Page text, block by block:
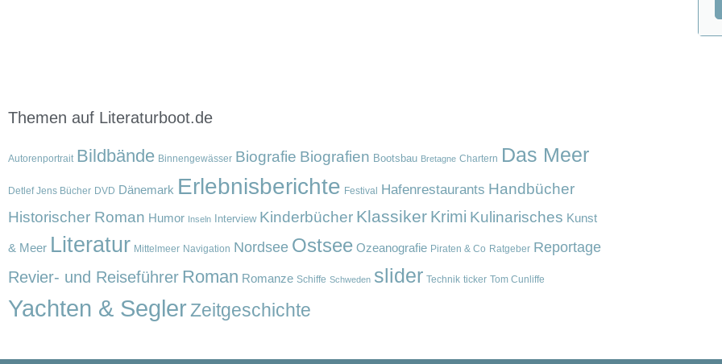
Themen auf Literaturboot.de
Autorenportrait Bildbände Binnengewässer Biografie Biografien Bootsbau Bretagne Chartern Das Meer
Detlef Jens Bücher DVD Dänemark Erlebnisberichte Festival Hafenrestaurants Handbücher
Historischer Roman Humor Inseln Interview Kinderbücher Klassiker Krimi Kulinarisches Kunst
& Meer Literatur Mittelmeer Navigation Nordsee Ostsee Ozeanografie Piraten & Co Ratgeber Reportage
Revier- und Reiseführer Roman Romanze Schiffe Schweden slider Technik ticker Tom Cunliffe
Yachten & SeglerZeitgeschichte